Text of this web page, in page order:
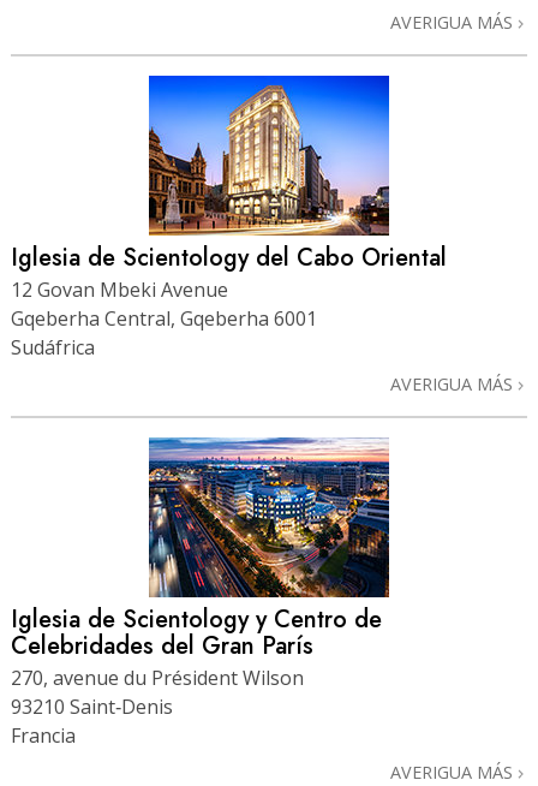
AVERIGUA MÁS
Iglesia de Scientology del Cabo Oriental
12 Govan Mbeki Avenue
Gqeberha Central, Gqeberha 6001
Sudáfrica
AVERIGUA MÁS
Iglesia de Scientology y Centro de
Celebridades del Gran París
270, avenue du Président Wilson
93210 Saint‑Denis
Francia
AVERIGUA MÁS